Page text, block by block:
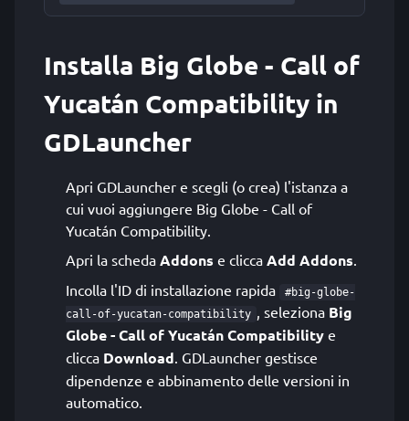
Installa Big Globe - Call of
Yucatán Compatibility in
GDLauncher
Apri GDLauncher e scegli (o crea) l'istanza a
cui vuoi aggiungere Big Globe - Call of
Yucatán Compatibility.
Apri la scheda Addons e clicca Add Addons.
Incolla l'ID di installazione rapida
#big-globe-
call-of-yucatan-compatibility , seleziona Big
Globe - Call of Yucatán Compatibility e
clicca Download. GDLauncher gestisce
dipendenze e abbinamento delle versioni in
automatico.